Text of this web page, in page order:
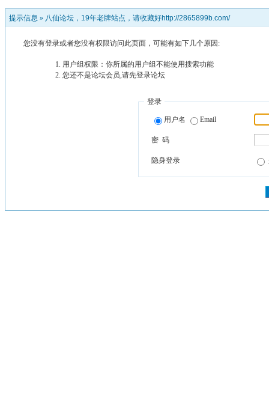
提示信息 » 八仙论坛，19年老牌站点，请收藏好http://2865899b.com/
您没有登录或者您没有权限访问此页面，可能有如下几个原因:
用户组权限：你所属的用户组不能使用搜索功能
您还不是论坛会员,请先登录论坛
登录
用户名 Email
密 码
隐身登录